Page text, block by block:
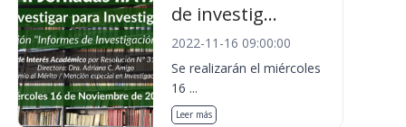
de investig...
2022-11-16 09:00:00
Se realizarán el miércoles
16 ...
Leer más